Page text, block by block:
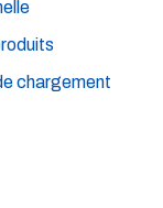
chargement